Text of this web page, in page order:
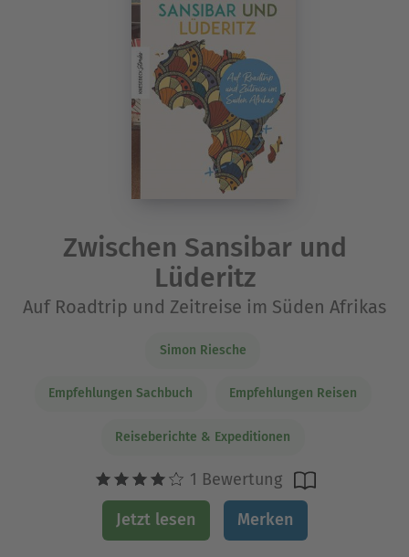
Zwischen Sansibar und
Lüderitz
Auf Roadtrip und Zeitreise im Süden Afrikas
Simon Riesche
Empfehlungen Sachbuch Empfehlungen Reisen
Reiseberichte & Expeditionen
1 Bewertung
Jetzt lesen Merken